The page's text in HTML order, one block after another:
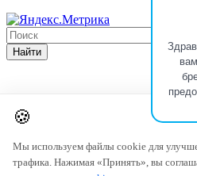
Найти
🍪
Мы используем файлы cookie для
трафика. Нажимая «Принять», вы